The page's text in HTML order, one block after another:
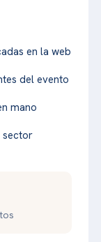
en la web
del evento
mano
sector